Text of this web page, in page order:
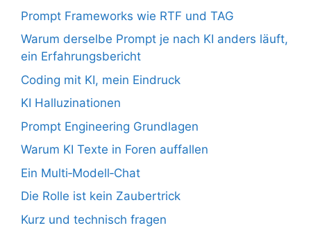
Prompt Frameworks wie RTF und TAG
Warum derselbe Prompt je nach KI anders läuft,
ein Erfahrungsbericht
Coding mit KI, mein Eindruck
KI Halluzinationen
Prompt Engineering Grundlagen
Warum KI Texte in Foren auffallen
Ein Multi‑Modell‑Chat
Die Rolle ist kein Zaubertrick
Kurz und technisch fragen